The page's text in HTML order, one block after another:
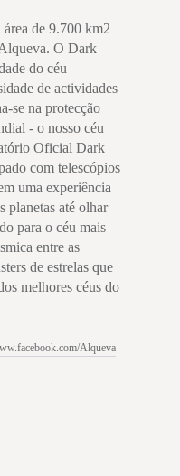
de 9.700 km2
O Dark
do céu
de actividades
se na protecção
- o nosso céu
Oficial Dark
com telescópios
uma experiência
planetas até olhar
para o céu mais
entre as
de estrelas que
melhores céus do
Alqueva